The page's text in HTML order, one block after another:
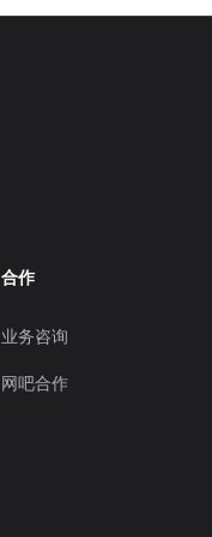
合作
业务咨询
网吧合作